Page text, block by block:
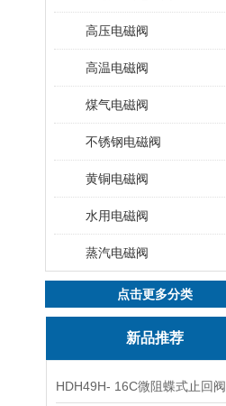
高压电磁阀
高温电磁阀
煤气电磁阀
不锈钢电磁阀
黄铜电磁阀
水用电磁阀
蒸汽电磁阀
点击更多分类
新品推荐
HDH49H- 16C微阻蝶式止回阀